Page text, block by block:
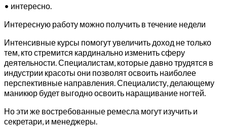
• интересно.
Интересную работу можно получить в течение недели
Интенсивные курсы помогут увеличить доход не только
тем, кто стремится кардинально изменить сферу
деятельности. Специалистам, которые давно трудятся в
индустрии красоты они позволят освоить наиболее
перспективные направления. Специалисту, делающему
маникюр будет выгодно освоить наращивание ногтей.
Но эти же востребованные ремесла могут изучить и
секретари, и менеджеры.